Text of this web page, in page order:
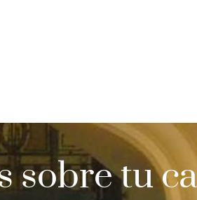
sobre tu